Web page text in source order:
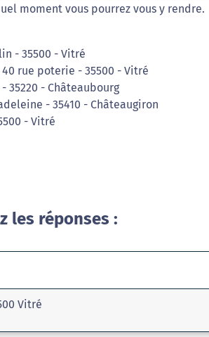
moment vous pourrez vous y rendre.
- 35500 - Vitré
rue poterie - 35500 - Vitré
35220 - Châteaubourg
- 35410 - Châteaugiron
- Vitré
les réponses :
Vitré